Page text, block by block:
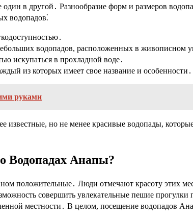
в другой․ Разнообразие форм и размеров
водопадов⁚
водопадов, расположенных в живописном
искупаться в прохладной воде․
из которых имеет свое название и особенности․
руками
но не менее красивые водопады,
Водопадах Анапы?
положительные․ Люди отмечают красоту этих
совершить увлекательные пешие
местности․ В целом, посещение водопадов